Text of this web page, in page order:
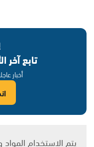
تابع آخر
أخبار